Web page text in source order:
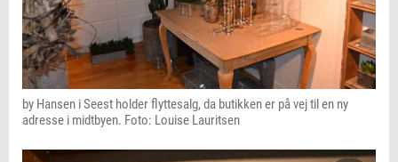
by Hansen i Seest holder flyttesalg, da butikken er på vej til en ny
adresse i midtbyen. Foto: Louise Lauritsen